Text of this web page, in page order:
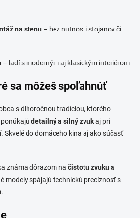
k
p
s
na stenu – bez nutnosti stojanov či
– ladí s moderným aj klasickým interiérom
sa môžeš spoľahnúť
s dlhoročnou tradíciou, ktorého
detailný a silný zvukaj pri
Skvelé do domáceho kina aj ako súčasť
známa dôrazom na čistotu zvuku a
modely spájajú technickú precíznosť s